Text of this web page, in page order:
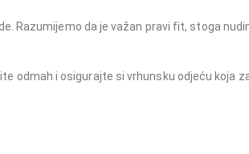
Razumijemo da je važan pravi fit, stoga
odmah i osigurajte si vrhunsku odjeću koja